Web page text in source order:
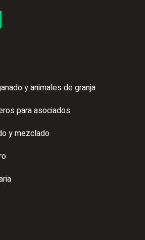
y animales de granja
para asociados
y mezclado